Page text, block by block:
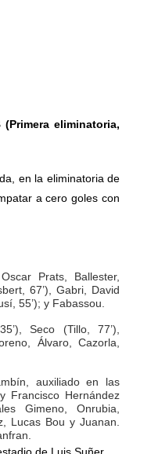
eliminatoria,
en la eliminatoria de
a cero goles con
Prats, Ballester,
67’), Gabri, David
55’); y Fabassou.
Seco (Tillo, 77’),
Álvaro, Cazorla,
auxiliado en las
Francisco Hernández
Gimeno, Onrubia,
Lucas Bou y Juanan.
de Luis Suñer